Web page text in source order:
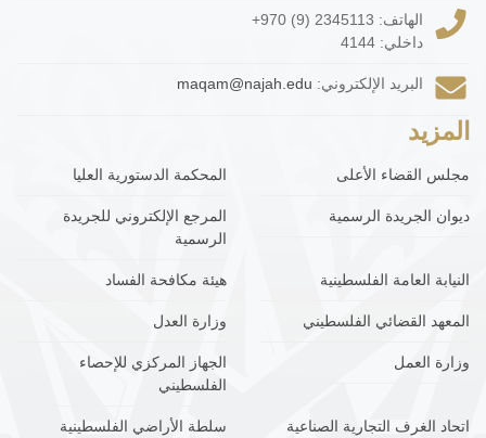
الهاتف: +970 (9) 2345113
داخلي: 4144
البريد الإلكتروني: maqam@najah.edu
المزيد
مجلس القضاء الأعلى المحكمة الدستورية العليا
ديوان الجريدة الرسمية
المرجع الإلكتروني للجريدة
الرسمية
النيابة العامة الفلسطينية هيئة مكافحة الفساد
المعهد القضائي الفلسطيني وزارة العدل
وزارة العمل
الجهاز المركزي للإحصاء
الفلسطيني
اتحاد الغرف التجارية الصناعية سلطة الأراضي الفلسطينية